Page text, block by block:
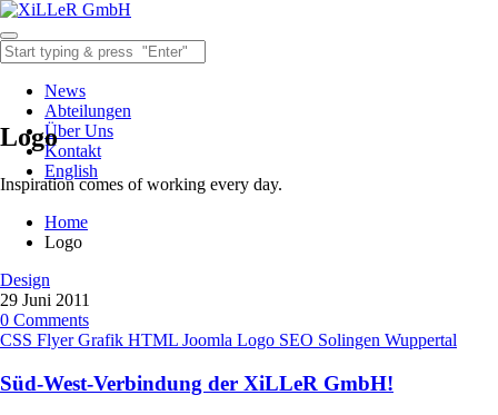
News
Abteilungen
Über Uns
Kontakt
English
Logo
Inspiration comes of working every day.
Home
Logo
Design
29 Juni 2011
0 Comments
CSS FlyerGrafik HTML Joomla Logo SEO Solingen Wuppertal
Süd-West-Verbindung der XiLLeR GmbH!